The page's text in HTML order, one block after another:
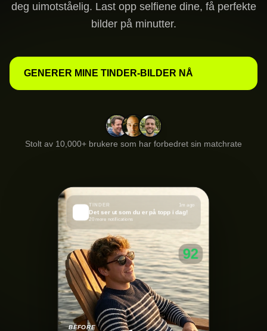
deg uimotståelig. Last opp selfiene dine, få perfekte
bilder på minutter.
GENERER MINE TINDER-BILDER NÅ
Stolt av 10,000+ brukere som har forbedret sin matchrate
BEFORE
92
TINDER 1m ago
Det ser ut som du er på topp i dag!
20 more notifications